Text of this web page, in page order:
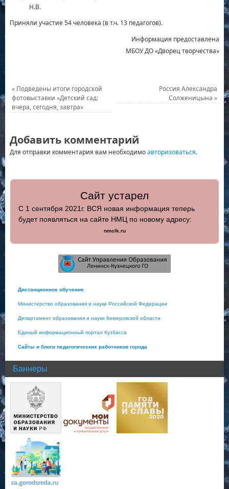
Н.В.
Приняли участие 54 человека (в т.ч. 13 педагогов).
Информация предоставлена
МБОУ ДО «Дворец творчества»
«Подведены итоги городской
фотовыставки «Детский сад:
вчера, сегодня, завтра»
Россия Александра
Солженицына»
Добавить комментарий
Для отправки комментария вам необходимоавторизоваться.
Сайт устарел
С 1 сентября 2021г. ВСЯ новая информация теперь
будет появляться на сайте НМЦ по новому адресу:
nmclk.ru
Дистанционное обучение
Министерство образования и науки Российской Федерации
Департамент образования и науки Кемеровской области
Единый информационный портал Кузбасса
Сайты и блоги педагогических работников города
Баннеры